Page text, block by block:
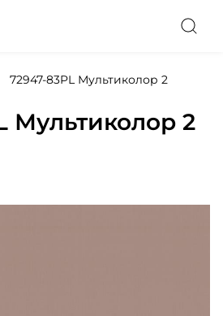
72947-83PL Мультиколор 2
Мультиколор 2